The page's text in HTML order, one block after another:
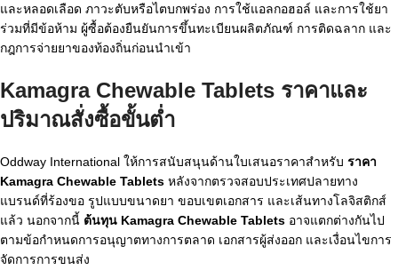
และหลอดเลือด ภาวะตับหรือไตบกพร่อง การใช้แอลกอฮอล์ และการใช้ยา
ร่วมที่มีข้อห้าม ผู้ซื้อต้องยืนยันการขึ้นทะเบียนผลิตภัณฑ์ การติดฉลาก และ
กฎการจ่ายยาของท้องถิ่นก่อนนำเข้า
Kamagra Chewable Tablets ราคาและ
ปริมาณสั่งซื้อขั้นต่ำ
Oddway International ให้การสนับสนุนด้านใบเสนอราคาสำหรับ ราคา
Kamagra Chewable Tablets หลังจากตรวจสอบประเทศปลายทาง
แบรนด์ที่ร้องขอ รูปแบบขนาดยา ขอบเขตเอกสาร และเส้นทางโลจิสติกส์
แล้ว นอกจากนี้ ต้นทุน Kamagra Chewable Tablets อาจแตกต่างกันไป
ตามข้อกำหนดการอนุญาตทางการตลาด เอกสารผู้ส่งออก และเงื่อนไขการ
จัดการการขนส่ง